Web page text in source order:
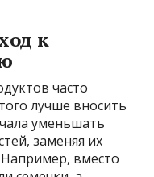
к
часто
лучше вносить
уменьшать
заменяя их
вместо